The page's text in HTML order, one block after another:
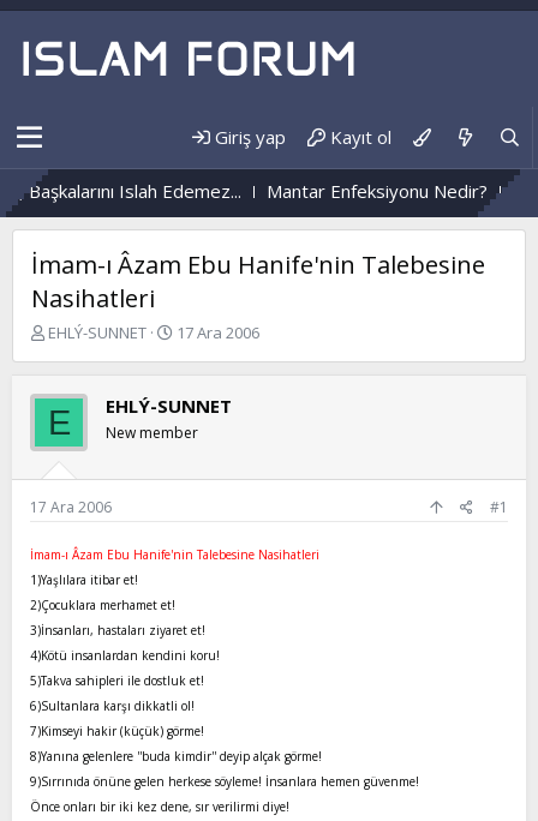
Giriş yap Kayıt ol
Islah Edemez... Mantar Enfeksiyonu Nedir?
İmam-ı Âzam Ebu Hanife'nin Talebesine
Nasihatleri
K
b
u
y
u
b
a
l
t
a
n
EHLÝ-SUNNET
B
l
a
n
ı
a
i
17 Ara 2006
E EHLÝ-SUNNET
New member
17 Ara 2006 #1
İmam-ı Âzam Ebu Hanife'nin Talebesine Nasihatleri
1)Yaşlılara itibar et!
2)Çocuklara merhamet et!
3)İnsanları, hastaları ziyaret et!
4)Kötü insanlardan kendini koru!
5)Takva sahipleri ile dostluk et!
6)Sultanlara karşı dikkatli ol!
7)Kimseyi hakir (küçük) görme!
8)Yanına gelenlere ''buda kimdir'' deyip alçak görme!
9)Sırrınıda önüne gelen herkese söyleme! İnsanlara hemen güvenme!
Önce onları bir iki kez dene, sır verilirmi diye!